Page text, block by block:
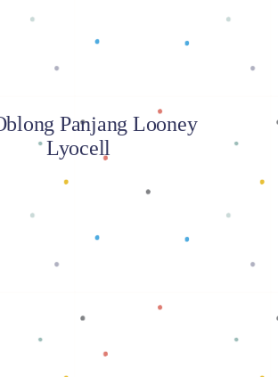
Panjang Looney
Lyocell
Baca selengkapnya